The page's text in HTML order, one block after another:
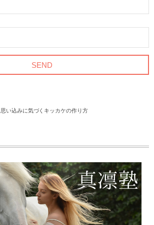
思い込みに気づくキッカケの作り方